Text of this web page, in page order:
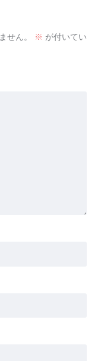
せん。 ※ が付いてい